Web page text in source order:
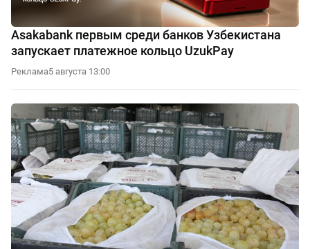
Asakabank первым среди банков Узбекистана
запускает платежное кольцо UzukPay
Реклама5 августа 13:00